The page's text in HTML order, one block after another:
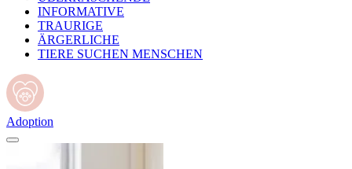
INFORMATIVE
TRAURIGE
ÄRGERLICHE
TIERE SUCHEN MENSCHEN
Adoption